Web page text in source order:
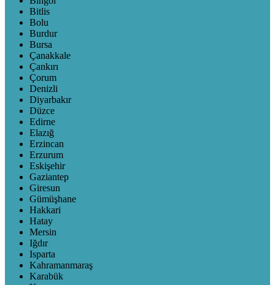
Bitlis
Bolu
Burdur
Bursa
Çanakkale
Çankırı
Çorum
Denizli
Diyarbakır
Düzce
Edirne
Elazığ
Erzincan
Erzurum
Eskişehir
Gaziantep
Giresun
Gümüşhane
Hakkari
Hatay
Mersin
Iğdır
Isparta
Kahramanmaraş
Karabük